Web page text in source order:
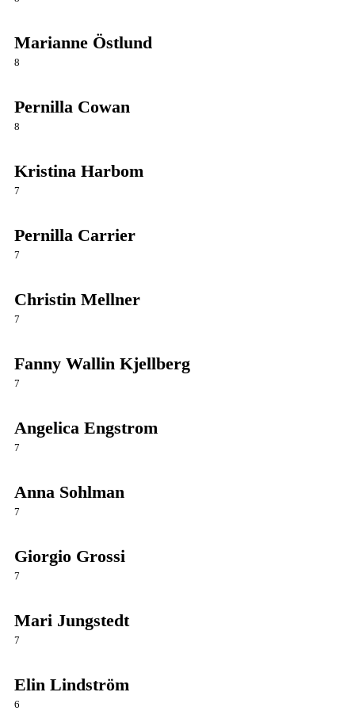
Marianne Östlund
8
Pernilla Cowan
8
Kristina Harbom
7
Pernilla Carrier
7
Christin Mellner
7
Fanny Wallin Kjellberg
7
Angelica Engstrom
7
Anna Sohlman
7
Giorgio Grossi
7
Mari Jungstedt
7
Elin Lindström
6